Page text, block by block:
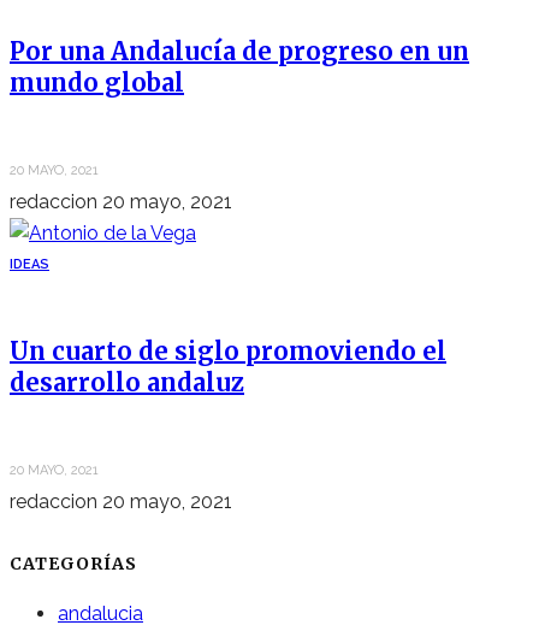
Por una Andalucía de progreso en un
mundo global
20 MAYO, 2021
redaccion 20 mayo, 2021
IDEAS
Un cuarto de siglo promoviendo el
desarrollo andaluz
20 MAYO, 2021
redaccion 20 mayo, 2021
CATEGORÍAS
andalucia